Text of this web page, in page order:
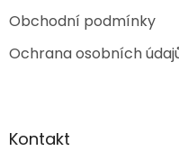
Obchodní podmínky
Ochrana osobních
Kontakt